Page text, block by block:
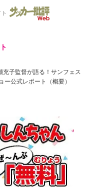
元気をもらった」
充子監督が語る！サンフェス
公式レポート（概要）